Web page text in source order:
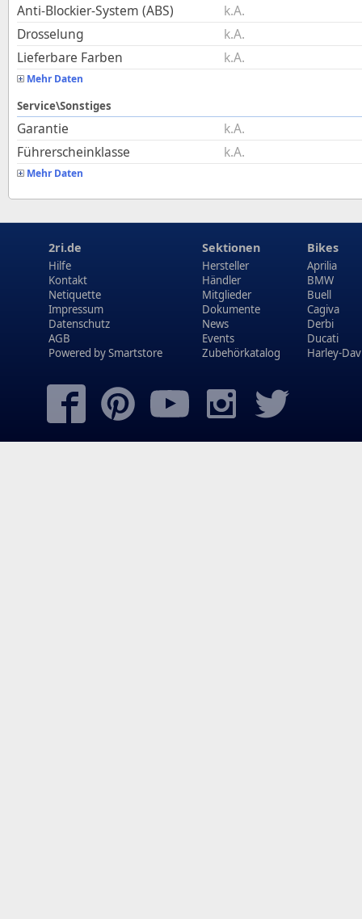
Anti-Blockier-System (ABS)
k.A.
Drosselung
k.A.
Lieferbare Farben
k.A.
Mehr Daten
Service\Sonstiges
Garantie
k.A.
Führerscheinklasse
k.A.
Mehr Daten
2ri.de
Hilfe
Kontakt
Netiquette
Impressum
Datenschutz
AGB
Powered bySmartstore
Sektionen
Hersteller
Händler
Mitglieder
Dokumente
News
Events
Zubehörkatalog
Bikes
Aprilia
BMW
Buell
Cagiva
Derbi
Ducati
Harley-